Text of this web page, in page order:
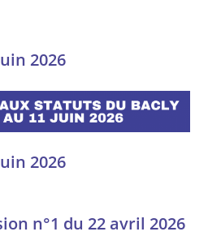
2026
2026
n°1 du 22 avril 2026